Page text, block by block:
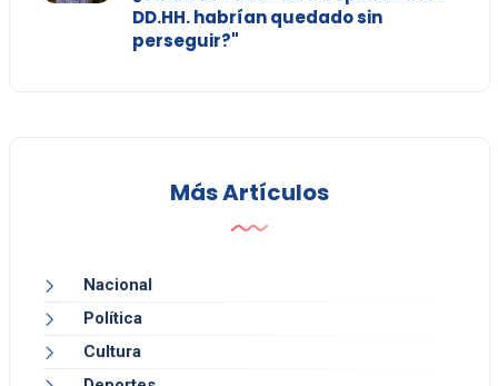
DD.HH. habrían quedado sin
perseguir?"
Más Artículos
Nacional
Política
Cultura